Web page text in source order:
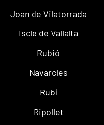
Joan de Vilatorrada
Iscle de Vallalta
Rubió
Navarcles
Rubí
Ripollet